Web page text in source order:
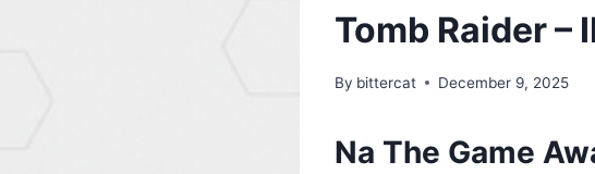
Tomb Raider –
By bittercat December 9, 2025
Na The Game